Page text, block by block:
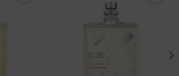
alla lista
desideri
alla lista